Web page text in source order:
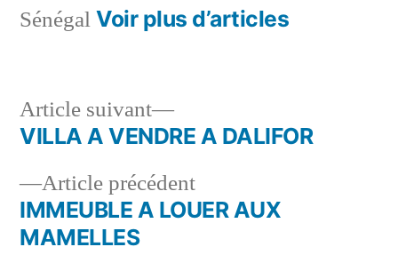
Sénégal Voir plus d’articles
Navigation
de
l’article
Article précédentArticle
précédent :
IMMEUBLE A LOUER AUX
MAMELLES
Article suivant
Article
suivant :
VILLA A VENDRE A DALIFOR